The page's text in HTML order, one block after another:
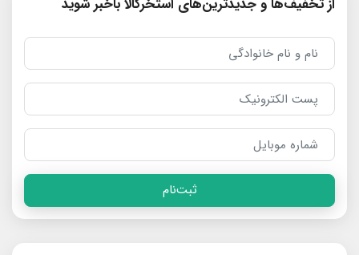
از تخفیف‌ها و جدیدترین‌های استخرکالا باخبر شوید
ثبت‌نام